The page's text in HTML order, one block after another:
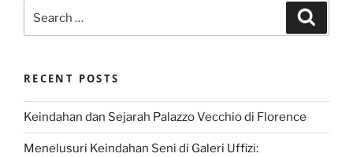
for:
RECENT POSTS
Keindahan dan Sejarah Palazzo Vecchio di Florence
Menelusuri Keindahan Seni di Galeri Uffizi: